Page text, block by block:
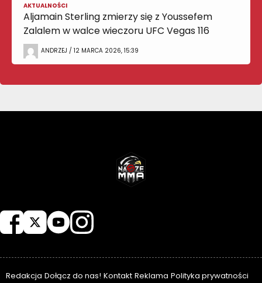
AKTUALNOŚCI
Aljamain Sterling zmierzy się z Youssefem
Zalalem w walce wieczoru UFC Vegas 116
ANDRZEJ / 12 MARCA 2026, 15:39
Redakcja Dołącz do nas! Kontakt Reklama Polityka prywatności